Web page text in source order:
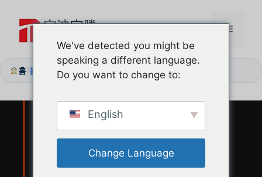
너
메
홈/ 봄철 파단 현상? ASTM A229 비틀림 강도 사양으로 업그레이드하세요
We've detected you might be
speaking a different language.
Do you want to change to:
English
Change Language